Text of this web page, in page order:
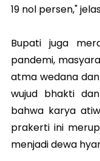
19 nol persen,"
Bupati juga
pandemi,
atma wedana
wujud bhakti
bahwa karya
prakerti ini
menjadi dewa